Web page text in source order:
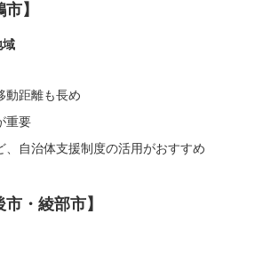
】
域
動距離も長め
重要
、自治体支援制度の活用がおすすめ
市・綾部市】